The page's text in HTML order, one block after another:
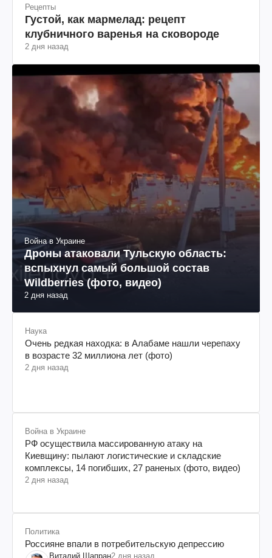
Рецепты
Густой, как мармелад: рецепт
клубничного варенья на сковороде
2 дня назад
Война в Украине
Дроны атаковали Тульскую область:
вспыхнул самый большой состав
Wildberries (фото, видео)
2 дня назад
Наука
Очень редкая находка: в Алабаме нашли черепаху
в возрасте 32 миллиона лет (фото)
2 дня назад
Война в Украине
РФ осуществила массированную атаку на
Киевщину: пылают логистические и складские
комплексы, 14 погибших, 27 раненых (фото, видео)
2 дня назад
Политика
Россияне впали в потребительскую депрессию
Виталий Шапран2 дня назад